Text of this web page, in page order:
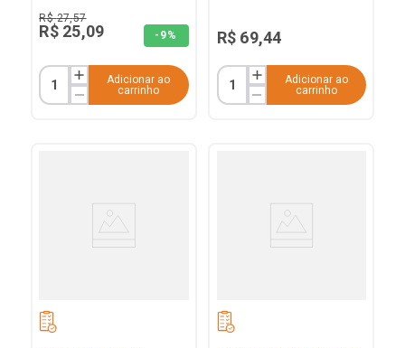
R$ 27,57
R$ 25,09 - 9%
Adicionar ao
carrinho
R$ 69,44
Adicionar ao
carrinho